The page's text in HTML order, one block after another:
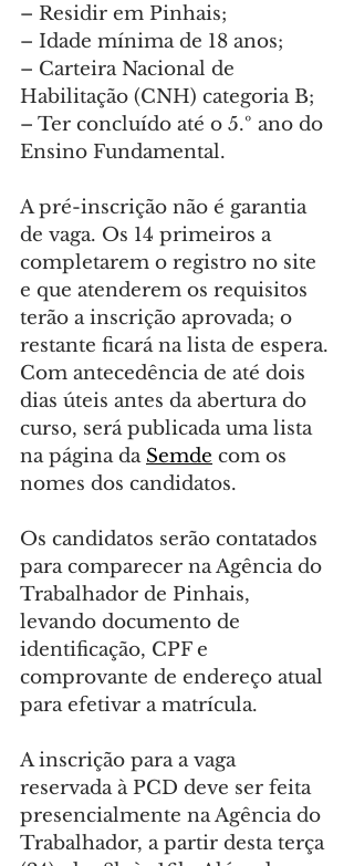
– Residir em Pinhais;
– Idade mínima de 18 anos;
– Carteira Nacional de
Habilitação (CNH) categoria B;
– Ter concluído até o 5.º ano do
Ensino Fundamental.
A pré-inscrição não é garantia
de vaga. Os 14 primeiros a
completarem o registro no site
e que atenderem os requisitos
terão a inscrição aprovada; o
restante ficará na lista de espera.
Com antecedência de até dois
dias úteis antes da abertura do
curso, será publicada uma lista
na página da Semde com os
nomes dos candidatos.
Os candidatos serão contatados
para comparecer na Agência do
Trabalhador de Pinhais,
levando documento de
identificação, CPF e
comprovante de endereço atual
para efetivar a matrícula.
A inscrição para a vaga
reservada à PCD deve ser feita
presencialmente na Agência do
Trabalhador, a partir desta terça